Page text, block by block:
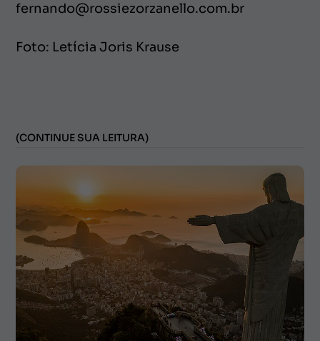
fernando@rossiezorzanello.com.br
Foto: Letícia Joris Krause
(CONTINUE SUA LEITURA)